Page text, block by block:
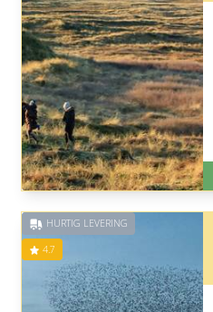
HURTIG LEVERING
4.7